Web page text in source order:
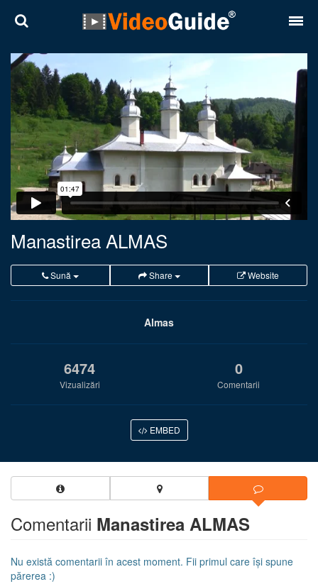
Manastirea ALMAS
Sună Share Website
Almas
6474
Vizualizări
0
Comentarii
EMBED
Comentarii Manastirea ALMAS
Nu există comentarii în acest moment. Fii primul care își spune
părerea :)
Locuri
Destinații
Prețuri
Contact
Despre noi
Reguli de confidentialitate
Română
English